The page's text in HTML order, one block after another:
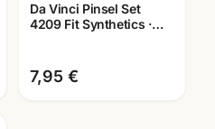
Da Vinci Pinsel Set
4209 Fit Synthetics ·
7,95 €